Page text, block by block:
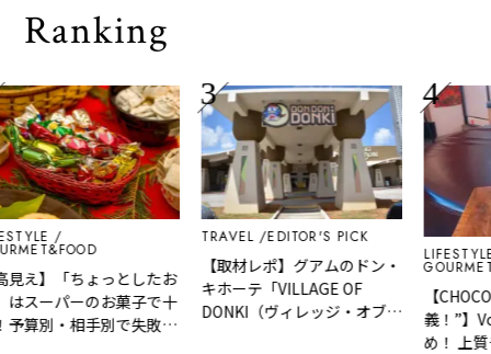
Ranking
】「ちょっとしたお
ーパーのお菓子で十
別・相手別で失敗し
TRAVEL EDITOR'S PICK
【取材レポ】グアムのドン・
キホーテ「VILLAGE OF
DONKI（ヴィレッジ・オブ・
LIFESTYLE
【CHOCOの
義！”】
め！ 上質チ